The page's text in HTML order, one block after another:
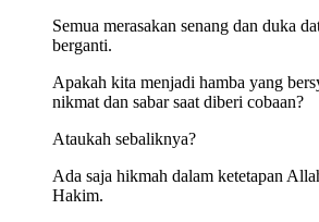
Semua merasakan senang dan duka
berganti.
Apakah kita menjadi hamba yang
nikmat dan sabar saat diberi cobaan?
Ataukah sebaliknya?
Ada saja hikmah dalam ketetapan
Hakim.